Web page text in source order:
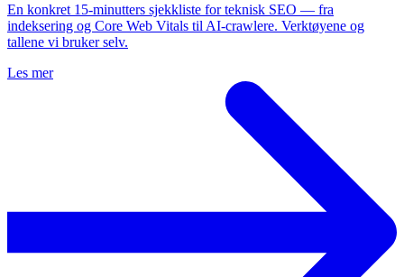
En konkret 15-minutters sjekkliste for teknisk SEO — fra
indeksering og Core Web Vitals til AI-crawlere. Verktøyene og
tallene vi bruker selv.
Les mer